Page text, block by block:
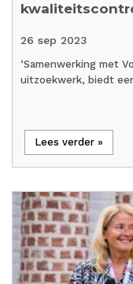
26 sep 2023
‘Samenwerking met
uitzoekwerk, biedt
Lees verder »